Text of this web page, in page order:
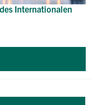
Internationalen